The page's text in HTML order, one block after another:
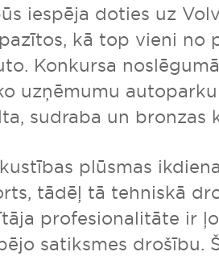
iespēja doties uz
kā top vieni no
Konkursa
uzņēmumu
sudraba un bronzas
plūsmas
tādēļ tā tehniskā
profesionalitāte ir
satiksmes drošību.